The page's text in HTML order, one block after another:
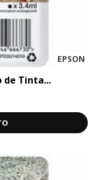
EPSON
de Tinta...